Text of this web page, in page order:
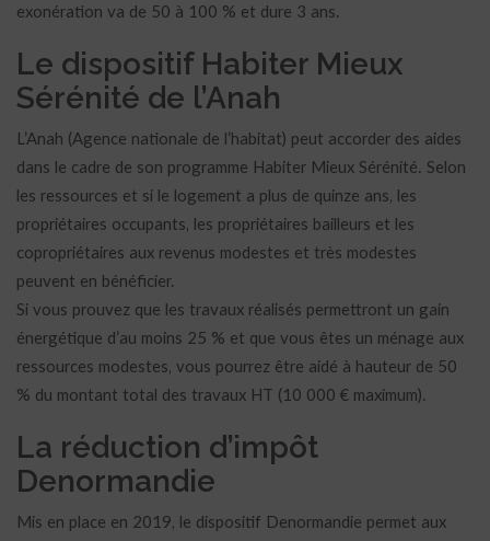
exonération va de 50 à 100 % et dure 3 ans.
Le dispositif Habiter Mieux
Sérénité de l’Anah
L’Anah (Agence nationale de l’habitat) peut accorder des aides
dans le cadre de son programme Habiter Mieux Sérénité. Selon
les ressources et si le logement a plus de quinze ans, les
propriétaires occupants, les propriétaires bailleurs et les
copropriétaires aux revenus modestes et très modestes
peuvent en bénéficier.
Si vous prouvez que les travaux réalisés permettront un gain
énergétique d’au moins 25 % et que vous êtes un ménage aux
ressources modestes, vous pourrez être aidé à hauteur de 50
% du montant total des travaux HT (10 000 € maximum).
La réduction d’impôt
Denormandie
Mis en place en 2019, le dispositif Denormandie permet aux